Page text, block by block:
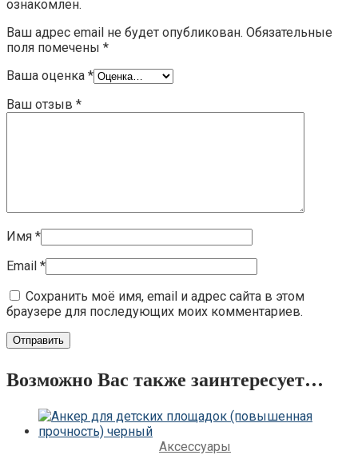
ознакомлен.
Ваш адрес email не будет опубликован. Обязательные
поля помечены *
Ваша оценка *
Ваш отзыв *
Имя *
Email *
Сохранить моё имя, email и адрес сайта в этом
браузере для последующих моих комментариев.
Возможно Вас также заинтересует…
Аксессуары